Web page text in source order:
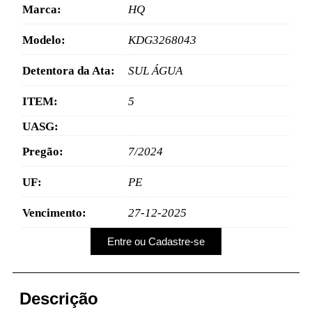
Marca: HQ
Modelo: KDG3268043
Detentora da Ata: SUL ÁGUA
ITEM:
5
UASG:
Pregão:
7/2024
UF: PE
Vencimento: 27-12-2025
Entre ou Cadastre-se
Descrição